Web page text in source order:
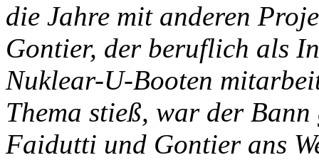
die Jahre mit anderen
Gontier, der beruflich als
Nuklear-U-Booten
Thema stieß, war der
Faidutti und Gontier ans